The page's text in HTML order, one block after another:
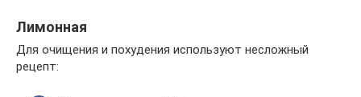
Лимонная
Для очищения и похудения используют несложный
рецепт: